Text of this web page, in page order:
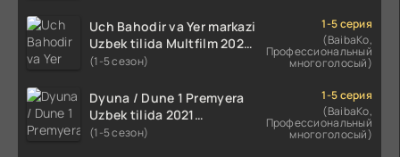
HD skachat
Uch Bahodir va Yer markazi
Uzbek tilida Multfilm 2025
tarjima HD skachat
(1-5 сезон)
1-5 серия
(BaibaKo,
Профессиональный
многоголосый)
Dyuna / Dune 1 Premyera
Uzbek tilida 2021
O'zbekcha tarjima kino HD
(1-5 сезон)
1-5 серия
(BaibaKo,
Профессиональный
многоголосый)